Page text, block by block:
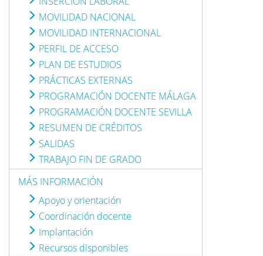
MOVILIDAD NACIONAL
MOVILIDAD INTERNACIONAL
PERFIL DE ACCESO
PLAN DE ESTUDIOS
PRÁCTICAS EXTERNAS
PROGRAMACIÓN DOCENTE MÁLAGA
PROGRAMACIÓN DOCENTE SEVILLA
RESUMEN DE CRÉDITOS
SALIDAS
TRABAJO FIN DE GRADO
MÁS INFORMACIÓN
Apoyo y orientación
Coordinación docente
Implantación
Recursos disponibles